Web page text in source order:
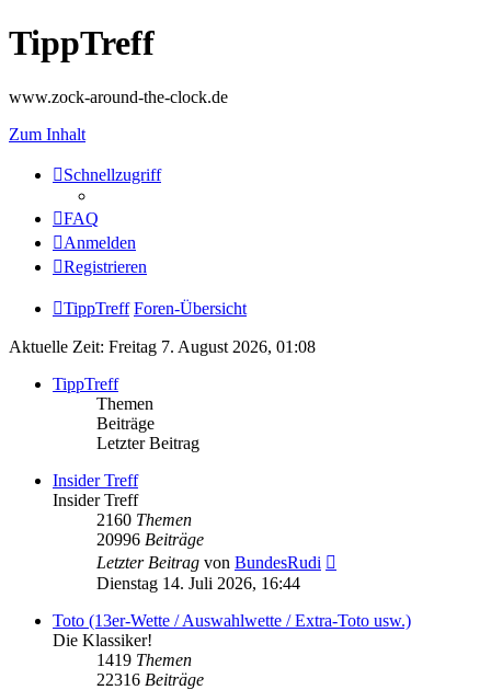
TippTreff
www.zock-around-the-clock.de
Zum Inhalt
Schnellzugriff
FAQ
Anmelden
Registrieren
TippTreff Foren-Übersicht
Aktuelle Zeit: Freitag 7. August 2026, 01:08
TippTreff
Themen
Beiträge
Letzter Beitrag
Insider Treff
Insider Treff
2160 Themen
20996 Beiträge
Letzter Beitrag von BundesRudi
Dienstag 14. Juli 2026, 16:44
Toto (13er-Wette / Auswahlwette / Extra-Toto usw.)
Die Klassiker!
1419 Themen
22316 Beiträge